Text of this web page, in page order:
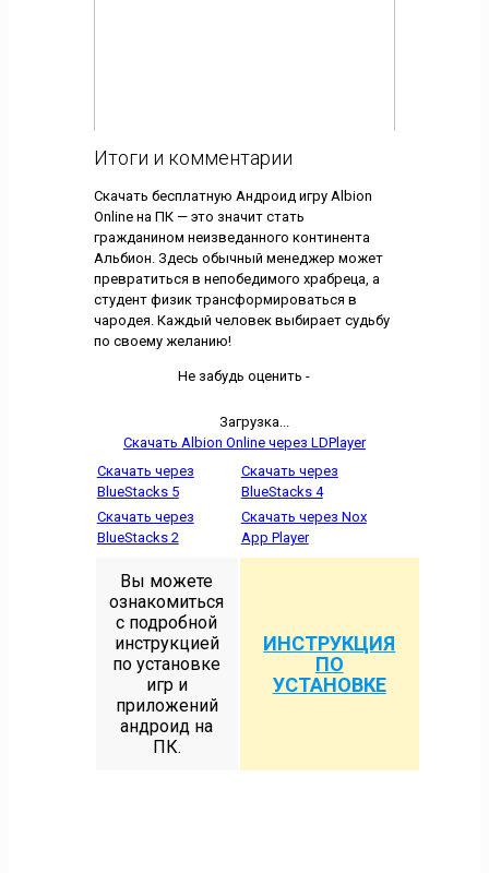
Итоги и комментарии
Скачать бесплатную Андроид игру Albion
Online на ПК — это значит стать
гражданином неизведанного континента
Альбион. Здесь обычный менеджер может
превратиться в непобедимого храбреца, а
студент физик трансформироваться в
чародея. Каждый человек выбирает судьбу
по своему желанию!
Не забудь оценить -
Загрузка...
Скачать Albion Online через LDPlayer
Скачать через
BlueStacks 5
Скачать через
BlueStacks 4
Скачать через
BlueStacks 2
Скачать через Nox
App Player
Вы можете
ознакомиться
с подробной
инструкцией
по установке
игр и
приложений
андроид на
ПК.
ИНСТРУКЦИЯ
ПО
УСТАНОВКЕ